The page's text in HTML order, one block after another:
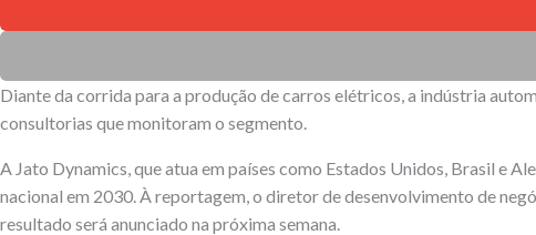
Diante da corrida para a produção de carros elétricos, a indústria
consultorias que monitoram o segmento.
A Jato Dynamics, que atua em países como Estados Unidos, Brasil e
nacional em 2030. À reportagem, o diretor de desenvolvimento de
resultado será anunciado na próxima semana.